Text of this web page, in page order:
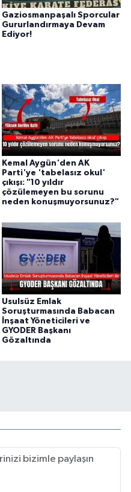
Gaziosmanpaşalı Sporcular
Gururlandırmaya Devam
Ediyor!
Kemal Aygün'den AK
Parti'ye 'tabelasız okul'
çıkışı: "10 yıldır
çözülemeyen bu sorunu
neden konuşmuyorsunuz?"
Usulsüz Emlak
Soruşturmasında Babacan
İnşaat Yöneticileri ve
GYODER Başkanı
Gözaltında